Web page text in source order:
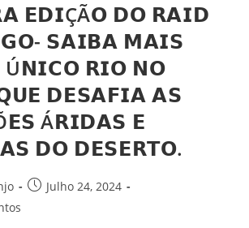
𝗘𝗗𝗜ÇÃ𝗢 𝗗𝗢 𝗥𝗔𝗜𝗗
𝗦𝗔𝗜𝗕𝗔 𝗠𝗔𝗜𝗦
𝗥𝗜𝗢 𝗡𝗢
𝗗𝗘𝗦𝗔𝗙𝗜𝗔 𝗔𝗦
Á𝗥𝗜𝗗𝗔𝗦 𝗘
𝗗𝗢 𝗗𝗘𝗦𝗘𝗥𝗧𝗢.
Julho 24, 2024